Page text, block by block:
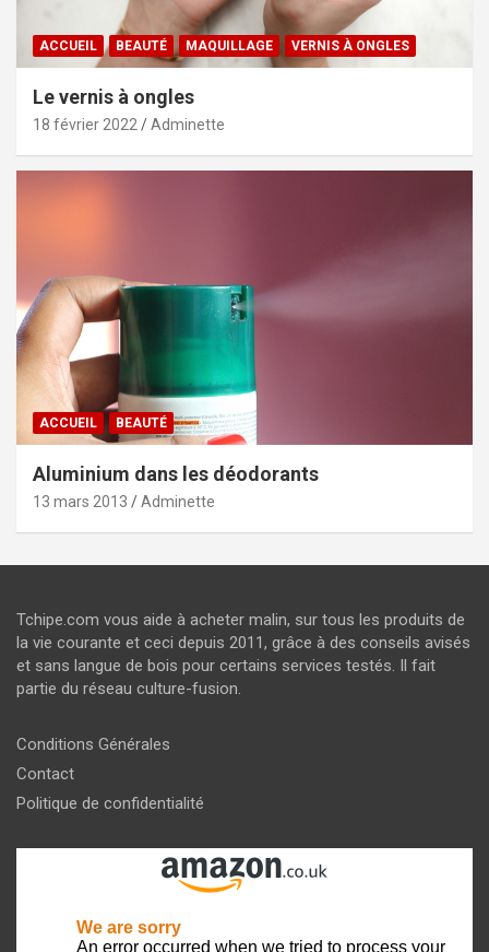
ACCUEIL BEAUTÉ MAQUILLAGE VERNIS À ONGLES
Le vernis à ongles
18 février 2022 Adminette
ACCUEIL BEAUTÉ
Aluminium dans les déodorants
13 mars 2013 Adminette
Tchipe.com vous aide à acheter malin, sur tous les produits de
la vie courante et ceci depuis 2011, grâce à des conseils avisés
et sans langue de bois pour certains services testés. Il fait
partie du réseau culture-fusion.
Conditions Générales
Contact
Politique de confidentialité